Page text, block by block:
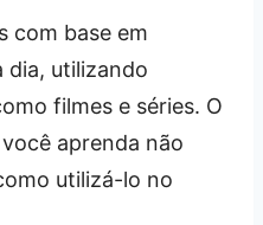
com base em
dia, utilizando
filmes e séries. O
aprenda não
utilizá-lo no